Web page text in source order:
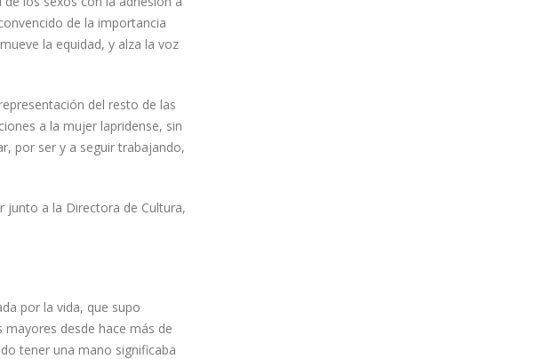
de la importancia
la equidad, y alza la voz
del resto de las
a la mujer lapridense, sin
por ser y a seguir trabajando,
junto a la Directora de Cultura,
por la vida, que supo
mayores desde hace más de
tener una mano significaba